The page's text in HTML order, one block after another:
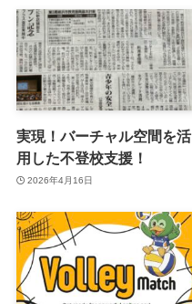
実現！バーチャル空間を活
用した不登校支援！
2026年4月16日